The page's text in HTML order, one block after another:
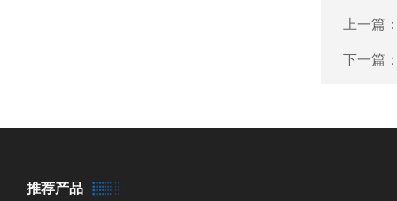
上一篇
下一篇
推荐产品